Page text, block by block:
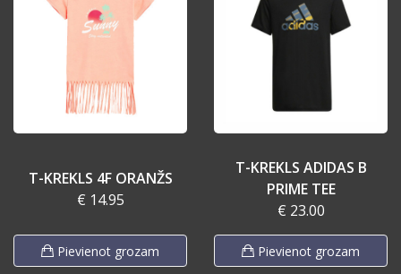
T-KREKLS 4F ORANŽS
€ 14.95
Pievienot grozam
T-KREKLS ADIDAS B
PRIME TEE
€ 23.00
Pievienot grozam